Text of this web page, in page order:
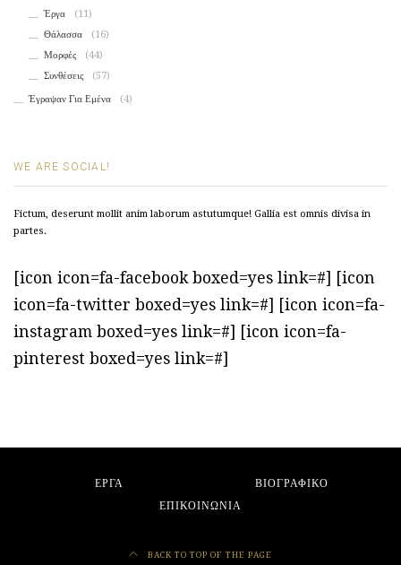
Έργα
(11)
Θάλασσα
(16)
Μορφές
(44)
Συνθέσεις
(57)
Έγραψαν Για Εμένα (4)
WE ARE SOCIAL!
Fictum, deserunt mollit anim laborum astutumque! Gallia est omnis divisa in
partes.
[icon icon=fa-facebook boxed=yes link=#] [icon
icon=fa-twitter boxed=yes link=#] [icon icon=fa-
instagram boxed=yes link=#] [icon icon=fa-
pinterest boxed=yes link=#]
ΕΡΓΑ
ΒΙΟΓΡΑΦΙΚΟ
ΕΠΙΚΟΙΝΩΝΙΑ
BACK TO TOP OF THE PAGE